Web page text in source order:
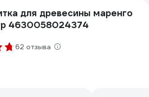
для древесины маренго
4630058024374
62 отзыва